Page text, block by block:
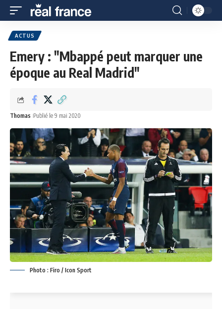
ACTUS
Emery : "Mbappé peut marquer une
époque au Real Madrid"
Thomas Publié le 9 mai 2020
Photo : Firo / Icon Sport